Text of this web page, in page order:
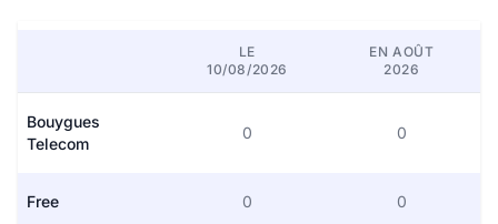
LE
10/08/2026
EN AOÛT
2026
Bouygues
Telecom
0 0
Free 0 0